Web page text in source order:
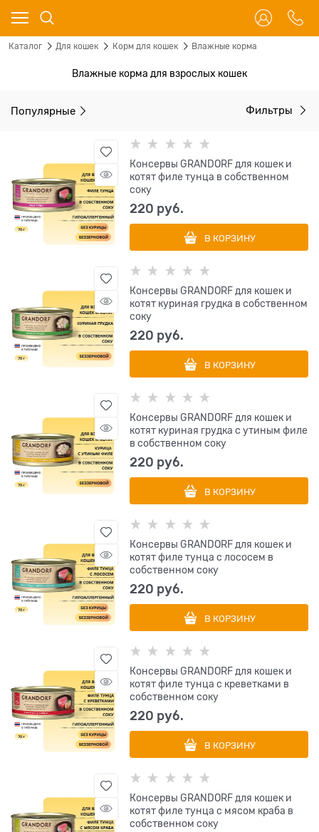
Каталог Для кошек Корм для кошек Влажные корма
Влажные корма для взрослых кошек
Популярные Фильтры
Консервы GRANDORF для кошек и
котят филе тунца в собственном
соку
220 руб.
В КОРЗИНУ
Консервы GRANDORF для кошек и
котят куриная грудка в собственном
соку
220 руб.
В КОРЗИНУ
Консервы GRANDORF для кошек и
котят куриная грудка с утиным филе
в собственном соку
220 руб.
В КОРЗИНУ
Консервы GRANDORF для кошек и
котят филе тунца с лососем в
собственном соку
220 руб.
В КОРЗИНУ
Консервы GRANDORF для кошек и
котят филе тунца с креветками в
собственном соку
220 руб.
В КОРЗИНУ
Консервы GRANDORF для кошек и
котят филе тунца с мясом краба в
собственном соку